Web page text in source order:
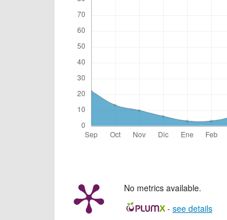
No metrics available.
- see details